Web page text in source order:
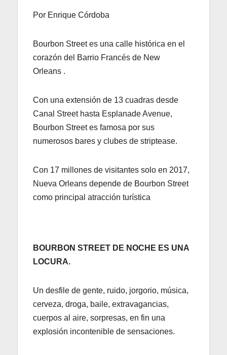
Por Enrique Córdoba
Bourbon Street es una calle histórica en el
corazón del Barrio Francés de New
Orleans .
Con una extensión de 13 cuadras desde
Canal Street hasta Esplanade Avenue,
Bourbon Street es famosa por sus
numerosos bares y clubes de striptease.
Con 17 millones de visitantes solo en 2017,
Nueva Orleans depende de Bourbon Street
como principal atracción turística
BOURBON STREET DE NOCHE ES UNA
LOCURA.
Un desfile de gente, ruido, jorgorio, música,
cerveza, droga, baile, extravagancias,
cuerpos al aire, sorpresas, en fin una
explosión incontenible de sensaciones.